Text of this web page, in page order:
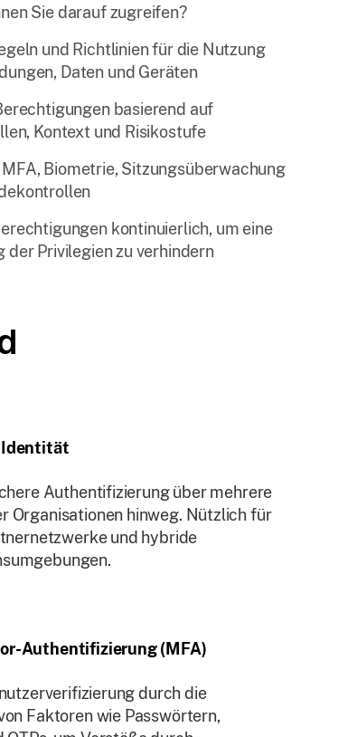
Sie darauf zugreifen?
und Richtlinien für die Nutzung
Daten und Geräten
basierend auf
Kontext und Risikostufe
Biometrie, Sitzungsüberwachung
kontinuierlich, um eine
der Privilegien zu verhindern
Identität
Authentifizierung über mehrere
Organisationen hinweg. Nützlich für
und hybride
Authentifizierung (MFA)
durch die
Faktoren wie Passwörtern,